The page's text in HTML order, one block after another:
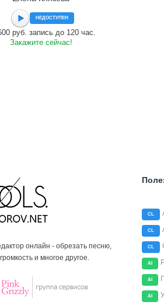
НЕДОСТУПЕН
руб. запись до 120 час.
Закажите сейчас!
онлайн - обрезать песню,
и многое другое.
CL
CL
CL
AI
AI
AI